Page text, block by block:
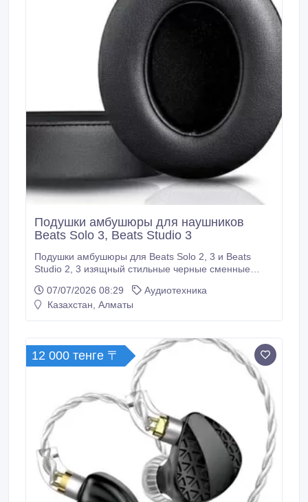
Подушки амбушюры для наушников
Beats Solo 3, Beats Studio 3
Подушки амбушюры для Beats Solo 2, 3 и Beats
Studio 2, 3 изящный стильные черные сменные
идеально прилегать к наушникам, обеспечивая
комфорт и звукоизоляцию. Они легко
07/07/2026 08:29
Аудиотехника
Казахстан, Алматы
12 000 тенге 〒